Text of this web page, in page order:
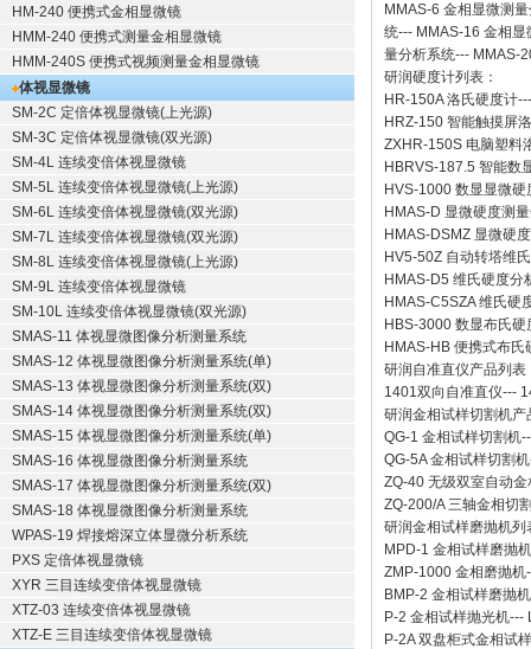
HM-240 便携式金相显微镜
HMM-240 便携式测量金相显微镜
HMM-240S 便携式视频测量金相显微镜
体视显微镜
SM-2C 定倍体视显微镜(上光源)
SM-3C 定倍体视显微镜(双光源)
SM-4L 连续变倍体视显微镜
SM-5L 连续变倍体视显微镜(上光源)
SM-6L 连续变倍体视显微镜(双光源)
SM-7L 连续变倍体视显微镜(双光源)
SM-8L 连续变倍体视显微镜(上光源)
SM-9L 连续变倍体视显微镜
SM-10L 连续变倍体视显微镜(双光源)
SMAS-11 体视显微图像分析测量系统
SMAS-12 体视显微图像分析测量系统(单)
SMAS-13 体视显微图像分析测量系统(双)
SMAS-14 体视显微图像分析测量系统(双)
SMAS-15 体视显微图像分析测量系统(单)
SMAS-16 体视显微图像分析测量系统
SMAS-17 体视显微图像分析测量系统(双)
SMAS-18 体视显微图像分析测量系统
WPAS-19 焊接熔深立体显微分析系统
PXS 定倍体视显微镜
XYR 三目连续变倍体视显微镜
XTZ-03 连续变倍体视显微镜
XTZ-E 三目连续变倍体视显微镜
MMAS-6 金相显微测
统--- MMAS-16 金相显
量分析系统--- MMAS-
研润硬度计列表：
HR-150A 洛氏硬度计
HRZ-150 智能触摸屏
ZXHR-150S 电脑塑料
HBRVS-187.5 智能数
HVS-1000 数显显微硬
HMAS-D 显微硬度测
HMAS-DSMZ 显微硬
HV5-50Z 自动转塔维
HMAS-D5 维氏硬度分
HMAS-C5SZA 维氏硬
HBS-3000 数显布氏硬
HMAS-HB 便携式布氏
研润自准直仪产品列表
1401双向自准直仪---
研润金相试样切割机产
QG-1 金相试样切割机
QG-5A 金相试样切割机
ZQ-40 无级双室自动金
ZQ-200/A 三轴金相切
研润金相试样磨抛机列
MPD-1 金相试样磨抛机
ZMP-1000 金相磨抛机
BMP-2 金相试样磨抛机
P-2 金相试样抛光机---
P-2A 双盘柜式金相试